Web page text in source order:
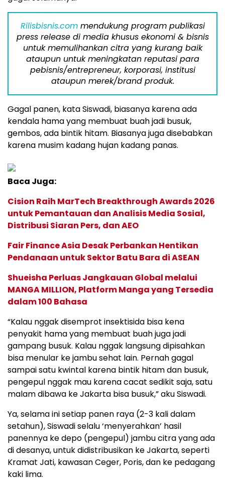
Rilisbisnis.commendukung program publikasi
press release di media khusus ekonomi & bisnis
untuk memulihankan citra yang kurang baik
ataupun untuk meningkatan reputasi para
pebisnis/entrepreneur, korporasi, institusi
ataupun merek/brand produk.
Gagal panen, kata Siswadi, biasanya karena ada
kendala hama yang membuat buah jadi busuk,
gembos, ada bintik hitam. Biasanya juga disebabkan
karena musim kadang hujan kadang panas.
Baca Juga:
Cision Raih MarTech Breakthrough Awards 2026
untuk Pemantauan dan Analisis Media Sosial,
Distribusi Siaran Pers, dan AEO
Fair Finance Asia Desak Perbankan Hentikan
Pendanaan untuk Sektor Batu Bara di ASEAN
Shueisha Perluas Jangkauan Global melalui
MANGA MILLION, Platform Manga yang Tersedia
dalam 100 Bahasa
“Kalau nggak disemprot insektisida bisa kena
penyakit hama yang membuat buah juga jadi
gampang busuk. Kalau nggak langsung dipisahkan
bisa menular ke jambu sehat lain. Pernah gagal
sampai satu kwintal karena bintik hitam dan busuk,
pengepul nggak mau karena cacat sedikit saja, satu
malam dibawa ke Jakarta bisa busuk,” aku Siswadi.
Ya, selama ini setiap panen raya (2-3 kali dalam
setahun), Siswadi selalu ‘menyerahkan’ hasil
panennya ke depo (pengepul) jambu citra yang ada
di desanya, untuk didistribusikan ke Jakarta, seperti
Kramat Jati, kawasan Ceger, Poris, dan ke pedagang
kaki lima.